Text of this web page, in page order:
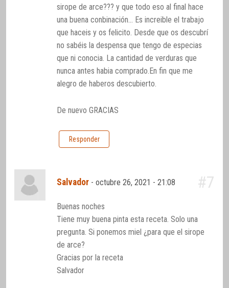
sirope de arce??? y que todo eso al final hace
una buena conbinación… Es increible el trabajo
que haceis y os felicito. Desde que os descubrí
no sabéis la despensa que tengo de especias
que ni conocia. La cantidad de verduras que
nunca antes habia comprado.En fin que me
alegro de haberos descubierto.
De nuevo GRACIAS
Responder
Salvador -octubre 26, 2021 - 21:08 #7
Buenas noches
Tiene muy buena pinta esta receta. Solo una
pregunta. Si ponemos miel ¿para que el sirope
de arce?
Gracias por la receta
Salvador